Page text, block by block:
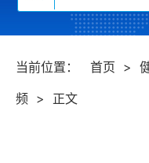
当前位置： 首页 >
频 > 正文